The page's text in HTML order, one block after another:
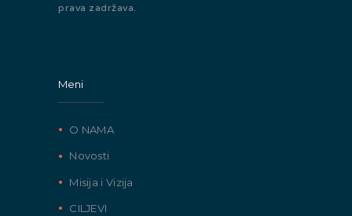
prava zadržava.
Meni
O NAMA
Novosti
Misija i Vizija
CILJEVI